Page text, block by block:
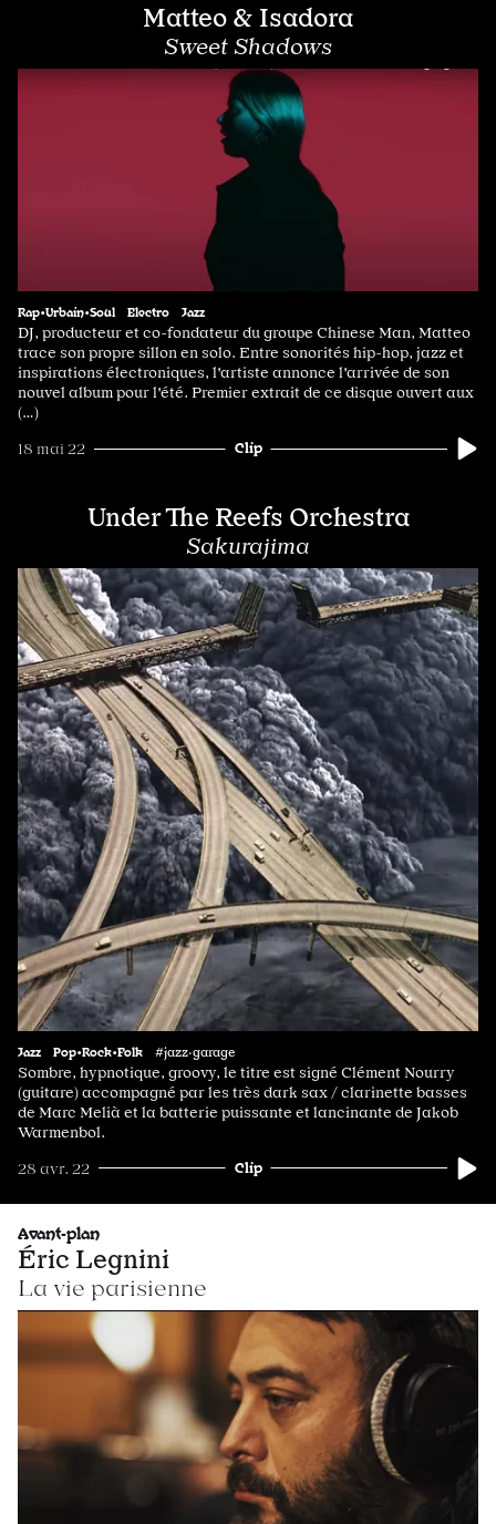
Matteo & Isadora
Sweet Shadows
Rap•Urbain•Soul Electro Jazz
DJ, producteur et co-fondateur du groupe Chinese Man, Matteo
trace son propre sillon en solo. Entre sonorités hip-hop, jazz et
inspirations électroniques, l'artiste annonce l'arrivée de son
nouvel album pour l'été. Premier extrait de ce disque ouvert aux
(…)
18 mai 22 Clip
Under The Reefs Orchestra
Sakurajima
Jazz Pop•Rock•Folk #jazz·garage
Sombre, hypnotique, groovy, le titre est signé Clément Nourry
(guitare) accompagné par les très dark sax / clarinette basses
de Marc Melià et la batterie puissante et lancinante de Jakob
Warmenbol.
28 avr. 22 Clip
Avant-plan
Éric Legnini
La vie parisienne